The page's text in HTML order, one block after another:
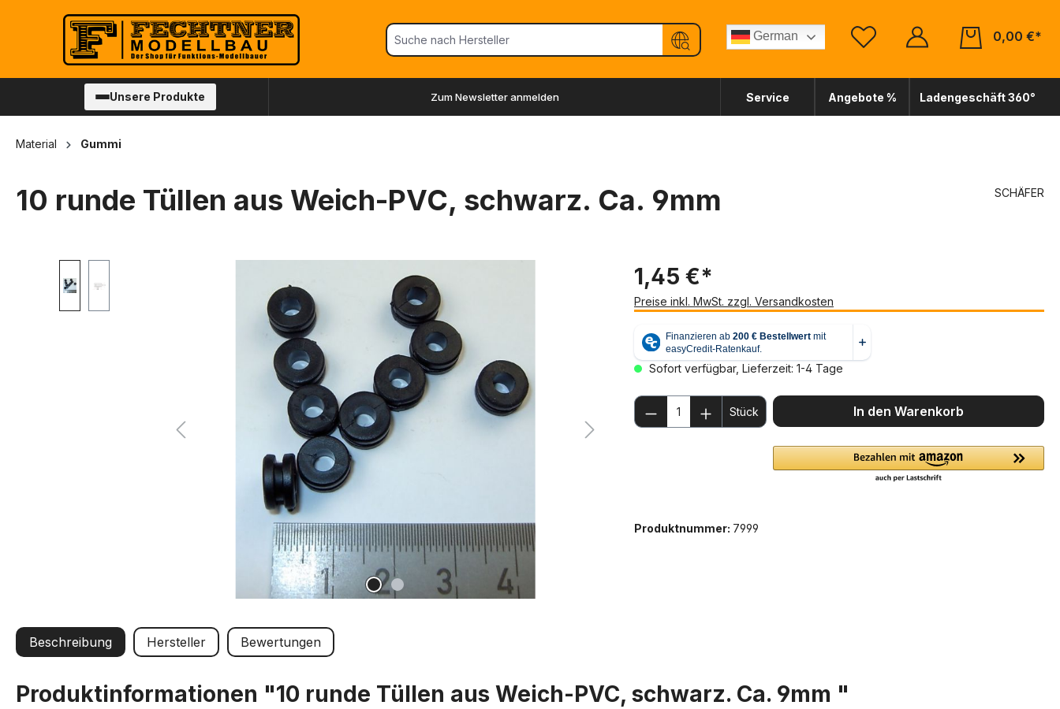
Zur Hauptnavigation springen
German
0,00 €*
Unsere Produkte Zum Newsletter anmelden Service Angebote % Ladengeschäft 360°
Material Gummi
10 runde Tüllen aus Weich-PVC, schwarz. Ca. 9mm SCHÄFER
1,45 €*
Preise inkl. MwSt. zzgl. Versandkosten
Sofort verfügbar, Lieferzeit: 1-4 Tage
Produkt Anzahl: Gib den gewünschten Wert
Stück In den Warenkorb
Produktnummer: 7999
Beschreibung Hersteller Bewertungen
Produktinformationen "10 runde Tüllen aus Weich-PVC, schwarz. Ca. 9mm "